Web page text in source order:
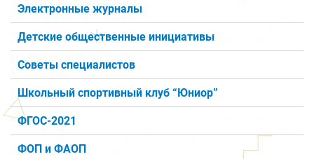
Электронные журналы
Детские общественные инициативы
Советы специалистов
Школьный спортивный клуб “Юниор”
ФГОС-2021
ФОП и ФАОП